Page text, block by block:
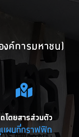
งค์การมหาชน)
โดยสารส่วนตัว
ผนที่กราฟฟิก